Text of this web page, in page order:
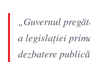
„Guvernul
a legislației
dezbatere